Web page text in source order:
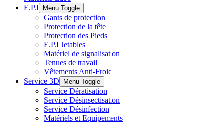
E.P.I
Menu Toggle
Gants de protection
Protection de la tête
Protection des Pieds
E.P.I Jetables
Matériel de signalisation
Tenues de travail
Vêtements Anti-Froid
Service 3D
Menu Toggle
Service Dératisation
Service Désinsectisation
Service Désinfection
Matériels et Equipements